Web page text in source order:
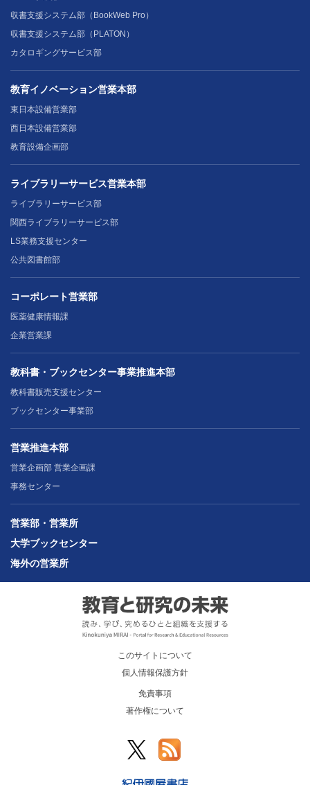
収書支援システム部（BookWeb Pro）
収書支援システム部（PLATON）
カタロギングサービス部
教育イノベーション営業本部
東日本設備営業部
西日本設備営業部
教育設備企画部
ライブラリーサービス営業本部
ライブラリーサービス部
関西ライブラリーサービス部
LS業務支援センター
公共図書館部
コーポレート営業部
医薬健康情報課
企業営業課
教科書・ブックセンター事業推進本部
教科書販売支援センター
ブックセンター事業部
営業推進本部
営業企画部 営業企画課
事務センター
営業部・営業所
大学ブックセンター
海外の営業所
このサイトについて
個人情報保護方針
免責事項
著作権について